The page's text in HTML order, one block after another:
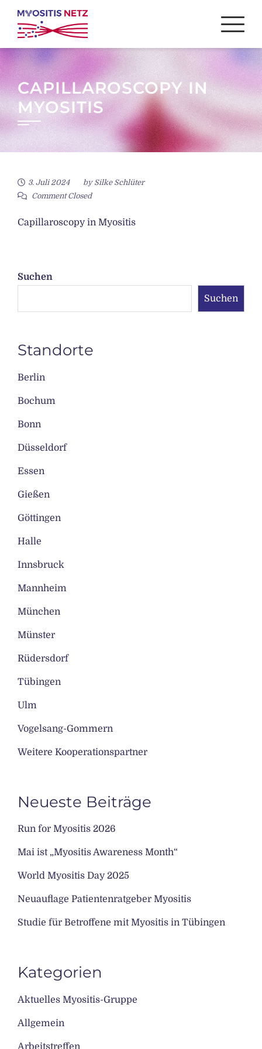
Skip
content
CAPILLAROSCOPY IN
MYOSITIS
3. Juli 2024 by Silke Schlüter
Comment Closed
Capillaroscopy in Myositis
Suchen
Suchen
Standorte
Berlin
Bochum
Bonn
Düsseldorf
Essen
Gießen
Göttingen
Halle
Innsbruck
Mannheim
München
Münster
Rüdersdorf
Tübingen
Ulm
Vogelsang-Gommern
Weitere Kooperationspartner
Neueste Beiträge
Run for Myositis 2026
Mai ist „Myositis Awareness Month“
World Myositis Day 2025
Neuauflage Patientenratgeber Myositis
Studie für Betroffene mit Myositis in Tübingen
Kategorien
Aktuelles Myositis-Gruppe
Allgemein
Arbeitstreffen